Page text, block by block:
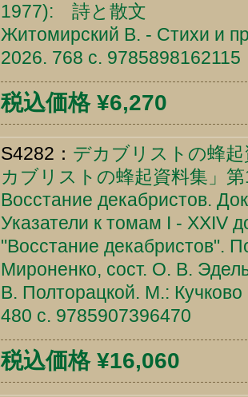
1977): 詩と散文
Житомирский В. - Стихи и
2026. 768 c. 9785898162115
税込価格 ¥6,270
S4282： デカブリストの蜂
カブリストの蜂起資料集」
Восстание декабристов.
Указатели к томам I - XXIV
"Восстание декабристов".
Мироненко, сост. О. В.
В. Полторацкой. М.:
480 c. 9785907396470
税込価格 ¥16,060